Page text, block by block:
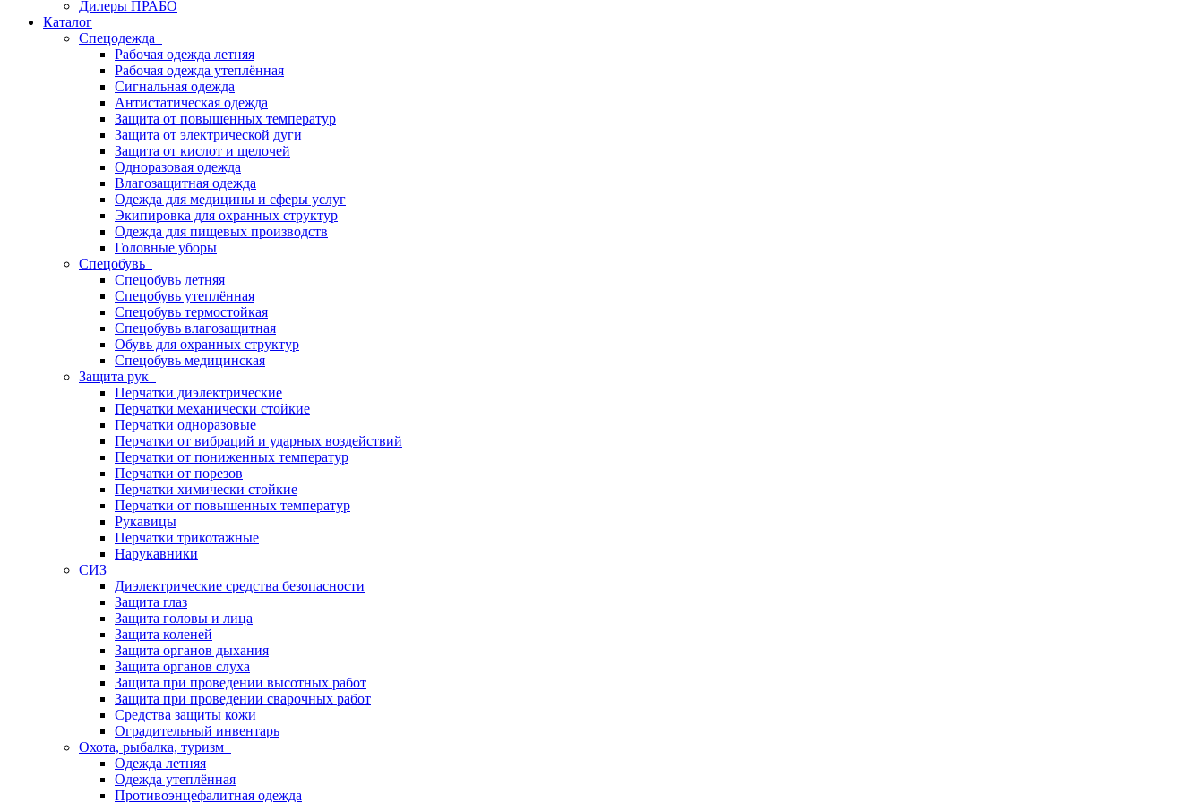
Дилеры ПРАБО
Каталог
Спецодежда
Рабочая одежда летняя
Рабочая одежда утеплённая
Сигнальная одежда
Антистатическая одежда
Защита от повышенных температур
Защита от электрической дуги
Защита от кислот и щелочей
Одноразовая одежда
Влагозащитная одежда
Одежда для медицины и сферы услуг
Экипировка для охранных структур
Одежда для пищевых производств
Головные уборы
Спецобувь
Спецобувь летняя
Спецобувь утеплённая
Спецобувь термостойкая
Спецобувь влагозащитная
Обувь для охранных структур
Спецобувь медицинская
Защита рук
Перчатки диэлектрические
Перчатки механически стойкие
Перчатки одноразовые
Перчатки от вибраций и ударных воздействий
Перчатки от пониженных температур
Перчатки от порезов
Перчатки химически стойкие
Перчатки от повышенных температур
Рукавицы
Перчатки трикотажные
Нарукавники
СИЗ
Диэлектрические средства безопасности
Защита глаз
Защита головы и лица
Защита коленей
Защита органов дыхания
Защита органов слуха
Защита при проведении высотных работ
Защита при проведении сварочных работ
Средства защиты кожи
Оградительный инвентарь
Охота, рыбалка, туризм
Одежда летняя
Одежда утеплённая
Противоэнцефалитная одежда